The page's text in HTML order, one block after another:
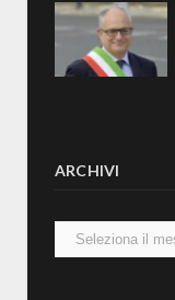
ARCHIVI
Archivi